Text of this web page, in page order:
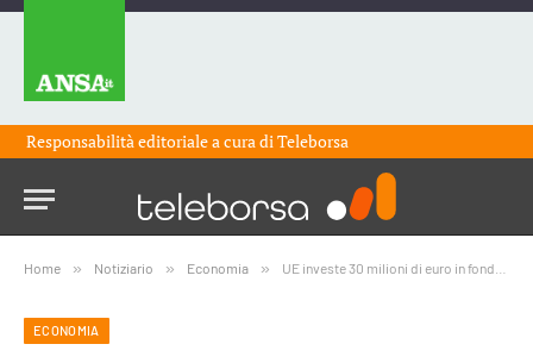
Responsabilità editoriale a cura diTeleborsa
Home » Notiziario » Economia » UE investe 30 milioni di euro in fondo di credito privato per PMI del settore difesa
ECONOMIA